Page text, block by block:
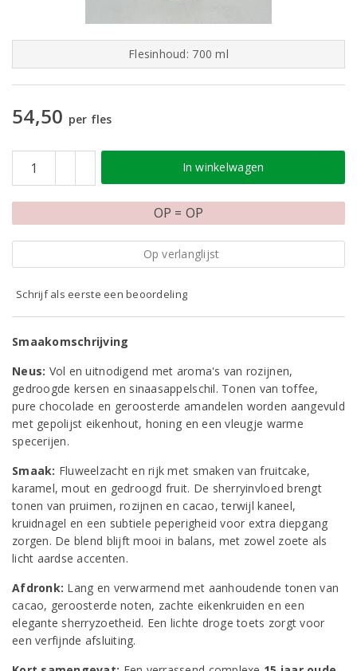
Flesinhoud: 700 ml
54,50 per fles
In winkelwagen
OP = OP
Op verlanglijst
Schrijf als eerste een beoordeling
Smaakomschrijving
Neus: Vol en uitnodigend met aroma's van rozijnen,
gedroogde kersen en sinaasappelschil. Tonen van toffee,
pure chocolade en geroosterde amandelen worden aangevuld
met gepolijst eikenhout, honing en een vleugje warme
specerijen.
Smaak: Fluweelzacht en rijk met smaken van fruitcake,
karamel, mout en gedroogd fruit. De sherryinvloed brengt
tonen van pruimen, rozijnen en cacao, terwijl kaneel,
kruidnagel en een subtiele peperigheid voor extra diepgang
zorgen. De blend blijft mooi in balans, met zowel zoete als
licht aardse accenten.
Afdronk: Lang en verwarmend met aanhoudende tonen van
cacao, geroosterde noten, zachte eikenkruiden en een
elegante sherryzoetheid. Een lichte droge toets zorgt voor
een verfijnde afsluiting.